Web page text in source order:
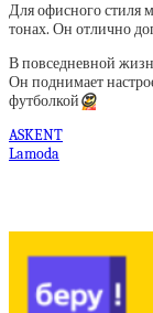
Для офисного стиля
тонах. Он отлично
В повседневной
Он поднимает
футболкой😍
ASKENT
Lamoda